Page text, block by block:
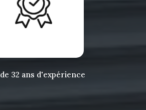
32 ans d'expérience